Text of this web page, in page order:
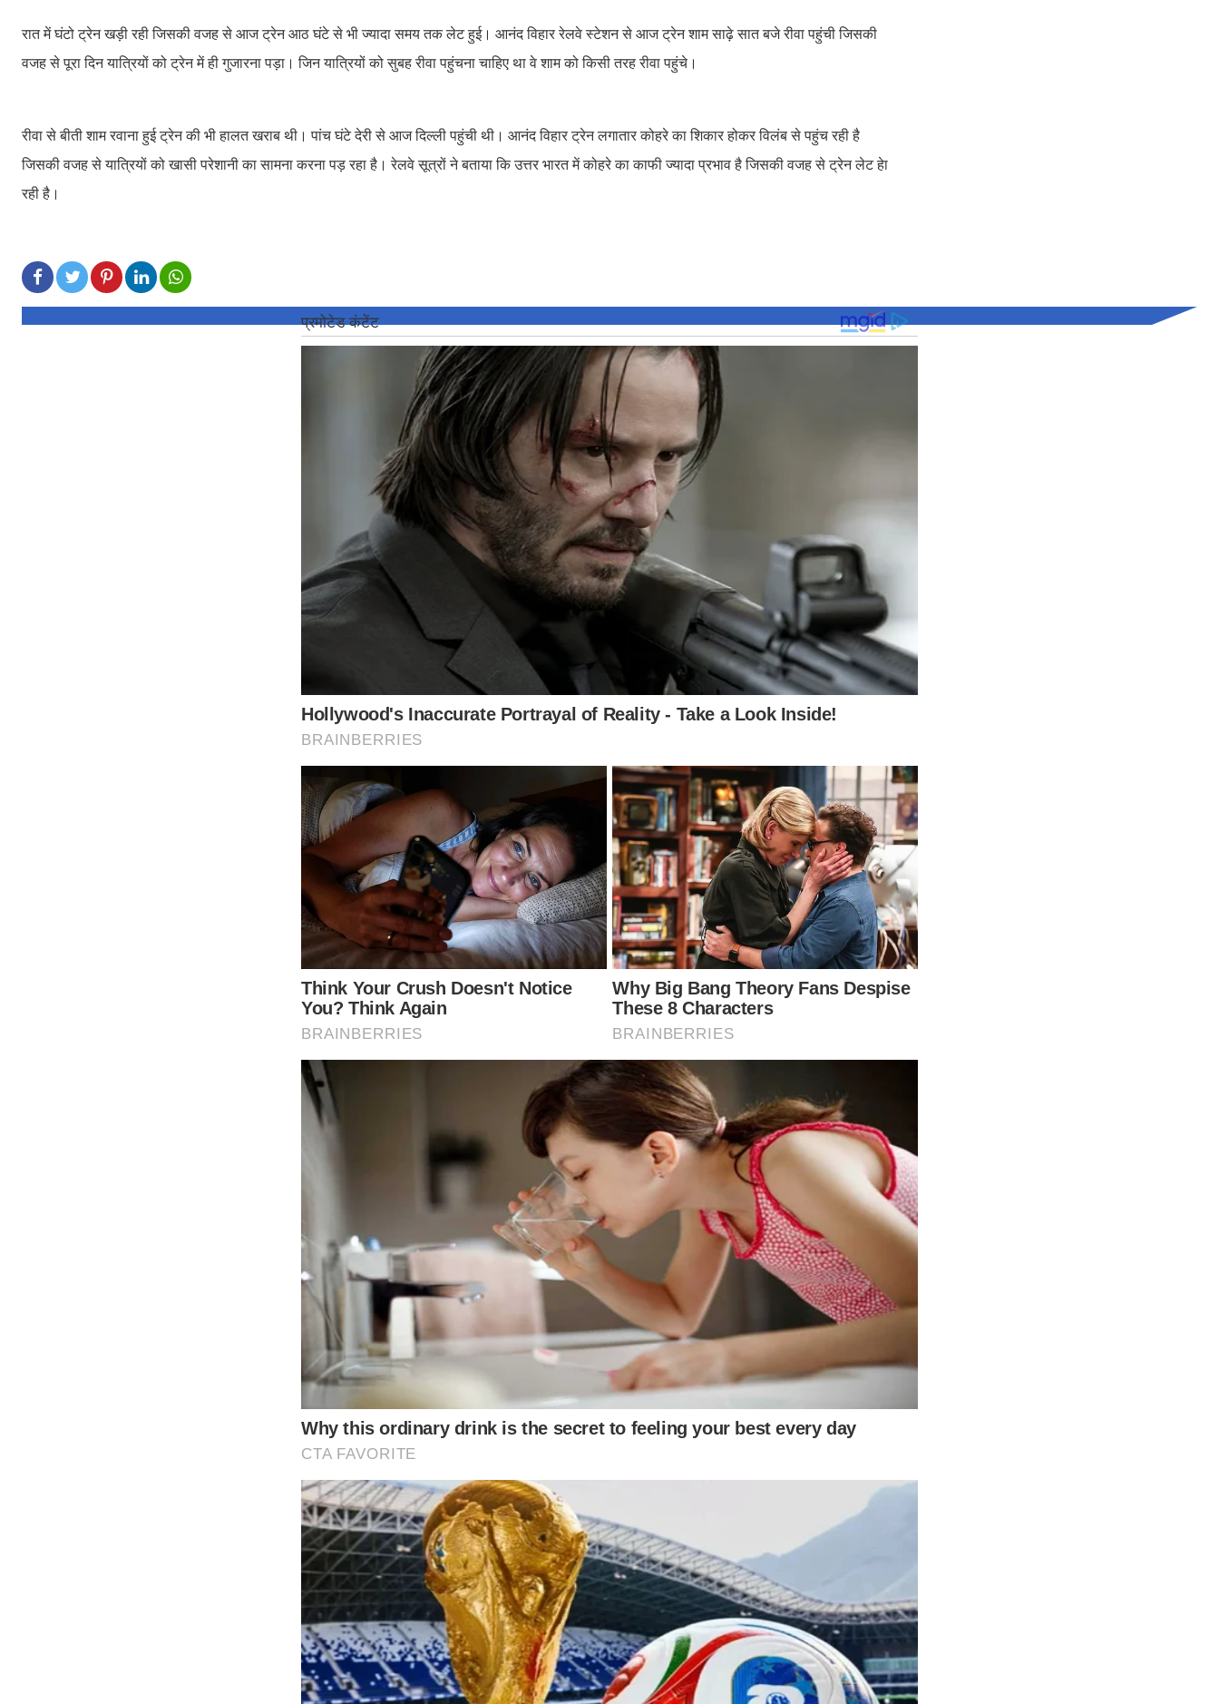
रात में घंटो ट्रेन खड़ी रही जिसकी वजह से आज ट्रेन आठ घंटे से भी ज्यादा समय तक लेट हुई। आनंद विहार रेलवे स्टेशन से आज ट्रेन शाम साढ़े सात बजे रीवा पहुंची जिसकी
वजह से पूरा दिन यात्रियों को ट्रेन में ही गुजारना पड़ा। जिन यात्रियों को सुबह रीवा पहुंचना चाहिए था वे शाम को किसी तरह रीवा पहुंचे।
रीवा से बीती शाम रवाना हुई ट्रेन की भी हालत खराब थी। पांच घंटे देरी से आज दिल्ली पहुंची थी। आनंद विहार ट्रेन लगातार कोहरे का शिकार होकर विलंब से पहुंच रही है
जिसकी वजह से यात्रियों को खासी परेशानी का सामना करना पड़ रहा है। रेलवे सूत्रों ने बताया कि उत्तर भारत में कोहरे का काफी ज्यादा प्रभाव है जिसकी वजह से ट्रेन लेट हेा
रही है।